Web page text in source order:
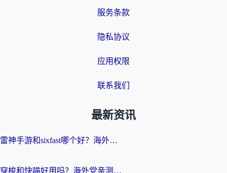
服务条款
隐私协议
应用权限
联系我们
最新资讯
雷神手游和sixfast哪个好？海外党亲测3款回国加速器，教你选对不踩坑
穿梭和快喵好用吗？海外党亲测：小众加速器对比+番茄加速器深度体验